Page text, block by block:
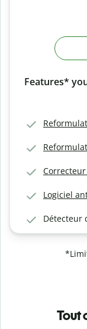
Features*
Logiciel
Détecteur
Tout